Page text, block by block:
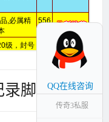
录脚本QQ在线咨询
传奇3私服